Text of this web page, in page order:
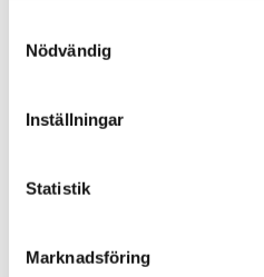
Nödvändig
Inställningar
Statistik
Marknadsföring